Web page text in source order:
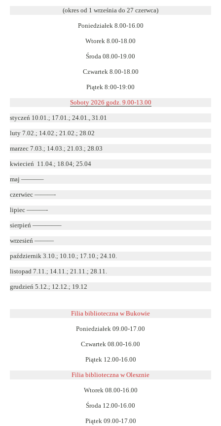
w
(okres od 1 września do 27 czerwca)
Poniedziałek 8.00-16.00
Wtorek 8.00-18.00
Środa 08.00-19.00
Czwartek 8.00-18.00
Piątek 8:00-19:00
Soboty 2026 godz. 9.00-13.00
styczeń 10.01.; 17.01.; 24.01., 31.01
luty 7.02.; 14.02.; 21.02.; 28.02
marzec 7.03.; 14.03.; 21.03.; 28.03
kwiecień 11.04.; 18.04; 25.04
maj ———–
czerwiec ———-
lipiec ———-
sierpień ————–
wrzesień ———
październik 3.10.; 10.10.; 17.10.; 24.10.
listopad 7.11.; 14.11.; 21.11.; 28.11.
grudzień 5.12.; 12.12.; 19.12
Filia biblioteczna w Bukowie
Poniedziałek 09.00-17.00
Czwartek 08.00-16.00
Piątek 12.00-16.00
Filia biblioteczna w Olesznie
Wtorek 08.00-16.00
Środa 12.00-16.00
Piątek 09.00-17.00